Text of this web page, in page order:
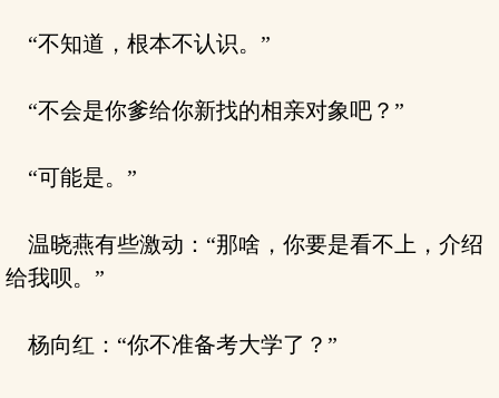
“不知道，根本不认识。”
“不会是你爹给你新找的相亲对象吧？”
“可能是。”
温晓燕有些激动：“那啥，你要是看不上，介绍
给我呗。”
杨向红：“你不准备考大学了？”